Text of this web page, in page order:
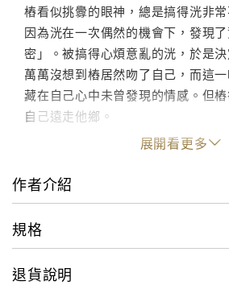
樁看似挑釁的眼神，總是搞得洸非
因為洸在一次偶然的機會下，發現
密」。被搞得心煩意亂的洸，於是
萬萬沒想到樁居然吻了自己，而這
藏在自己心中未曾發現的情感。但
自己遠走他鄉。
展開看更多
作者介紹
規格
退貨說明